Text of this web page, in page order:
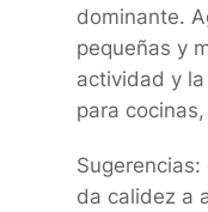
dominante.
pequeñas y
actividad y
para
da calidez a